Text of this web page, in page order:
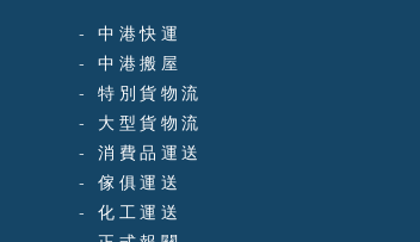
- 中港快運
- 中港搬屋
- 特別貨物流
- 大型貨物流
- 消費品運送
- 傢俱運送
- 化工運送